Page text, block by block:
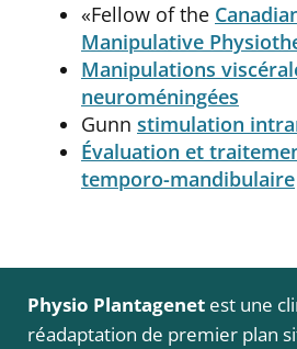
«Fellow of the
Manipulative
Manipulations
neuroméningées
Gunn stimulation
Évaluation et
temporo-mandibulaire
Physio Plantagenet est une
réadaptation de premier plan